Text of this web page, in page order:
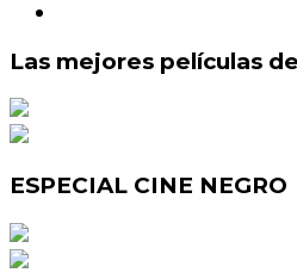
Las mejores películas
ESPECIAL CINE NEGRO